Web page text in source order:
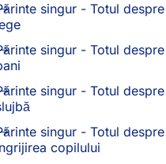
singur - Totul despre
singur - Totul despre
singur - Totul despre
singur - Totul despre
copilului